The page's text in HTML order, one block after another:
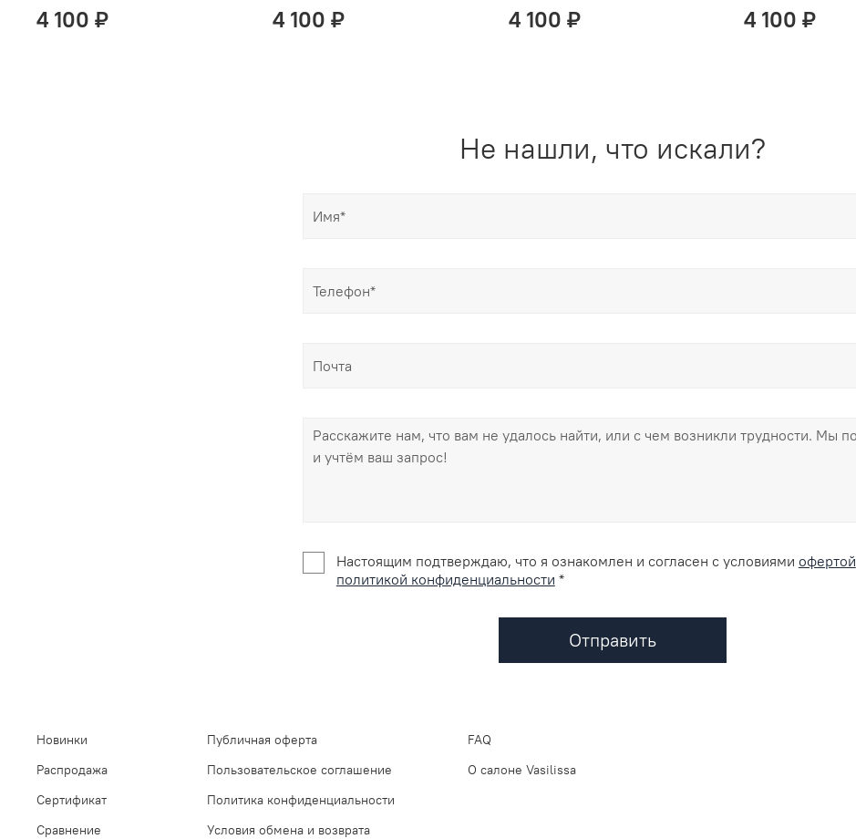
4 100 ₽ 4 100 ₽ 4 100 ₽ 4 100 ₽
Не нашли, что искали?
Настоящим подтверждаю, что я ознакомлен и согласен с условиями офертой
политикой конфиденциальности *
Отправить
Новинки
Распродажа
Сертификат
Сравнение
Публичная оферта
Пользовательское соглашение
Политика конфиденциальности
Условия обмена и возврата
FAQ
О салоне Vasilissa